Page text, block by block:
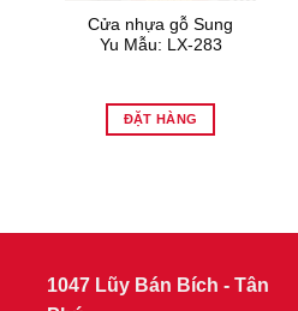
Cửa nhựa gỗ Sung
Yu Mẫu: LX-283
ĐẶT HÀNG
1047 Lũy Bán Bích - Tân